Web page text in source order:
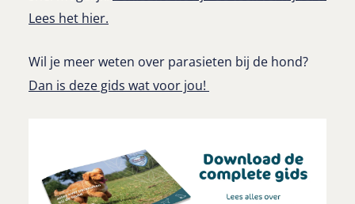
Lees het hier.
Wil je meer weten over parasieten bij de hond?
Dan is deze gids wat voor jou!